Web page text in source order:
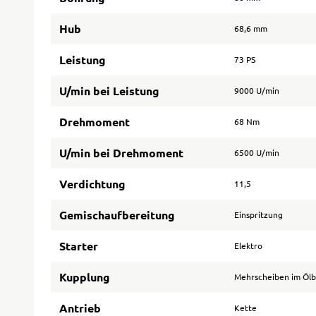
Hub 68,6 mm
Leistung 73 PS
U/min bei Leistung 9000 U/min
Drehmoment 68 Nm
U/min bei Drehmoment 6500 U/min
Verdichtung 11,5
Gemischaufbereitung Einspritzung
Starter Elektro
Kupplung Mehrscheiben im
Antrieb Kette